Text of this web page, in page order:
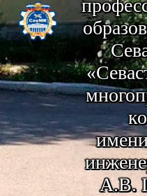
А.В.